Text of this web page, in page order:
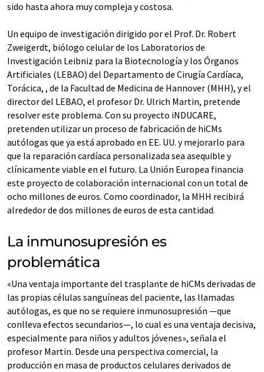
sido hasta ahora muy compleja y costosa.
Un equipo de investigación dirigido por el Prof. Dr. Robert
Zweigerdt, biólogo celular de los Laboratorios de
Investigación Leibniz para la Biotecnología y los Órganos
Artificiales (LEBAO) del Departamento de Cirugía Cardíaca,
Torácica, , de la Facultad de Medicina de Hannover (MHH), y el
director del LEBAO, el profesor Dr. Ulrich Martin, pretende
resolver este problema. Con su proyecto iNDUCARE,
pretenden utilizar un proceso de fabricación de hiCMs
autólogas que ya está aprobado en EE. UU. y mejorarlo para
que la reparación cardíaca personalizada sea asequible y
clínicamente viable en el futuro. La Unión Europea financia
este proyecto de colaboración internacional con un total de
ocho millones de euros. Como coordinador, la MHH recibirá
alrededor de dos millones de euros de esta cantidad.
La inmunosupresión es
problemática
«Una ventaja importante del trasplante de hiCMs derivadas de
las propias células sanguíneas del paciente, las llamadas
autólogas, es que no se requiere inmunosupresión —que
conlleva efectos secundarios—, lo cual es una ventaja decisiva,
especialmente para niños y adultos jóvenes», señala el
profesor Martin. Desde una perspectiva comercial, la
producción en masa de productos celulares derivados de